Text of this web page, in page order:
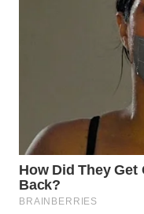
WN
BINJAI
WN
CIREBON